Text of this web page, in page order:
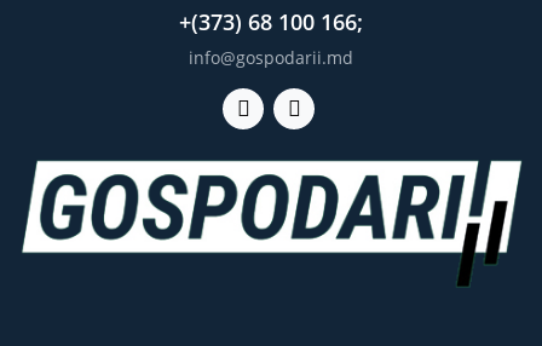
+(373) 68 100 166;
info@gospodarii.md